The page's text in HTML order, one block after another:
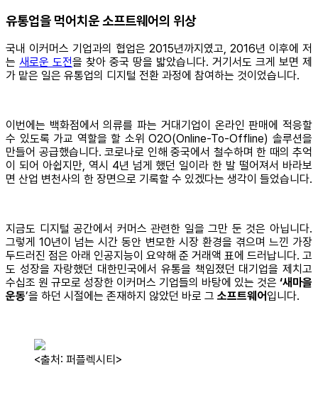
유통업을 먹어치운 소프트웨어의 위상
국내 이커머스 기업과의 협업은 2015년까지였고, 2016년 이후에 저
는 새로운 도전을 찾아 중국 땅을 밟았습니다. 거기서도 크게 보면 제
가 맡은 일은 유통업의 디지털 전환 과정에 참여하는 것이었습니다.
이번에는 백화점에서 의류를 파는 거대기업이 온라인 판매에 적응할
수 있도록 가교 역할을 할 소위 O2O(Online-To-Offline) 솔루션을
만들어 공급했습니다. 코로나로 인해 중국에서 철수하며 한 때의 추억
이 되어 아쉽지만, 역시 4년 넘게 했던 일이라 한 발 떨어져서 바라보
면 산업 변천사의 한 장면으로 기록할 수 있겠다는 생각이 들었습니다.
지금도 디지털 공간에서 커머스 관련한 일을 그만 둔 것은 아닙니다.
그렇게 10년이 넘는 시간 동안 변모한 시장 환경을 겪으며 느낀 가장
두드러진 점은 아래 인공지능이 요약해 준 거래액 표에 드러납니다. 고
도 성장을 자랑했던 대한민국에서 유통을 책임졌던 대기업을 제치고
수십조 원 규모로 성장한 이커머스 기업들의 바탕에 있는 것은 ‘새마을
운동’을 하던 시절에는 존재하지 않았던 바로 그 소프트웨어 입니다.
<출처: 퍼플렉시티>